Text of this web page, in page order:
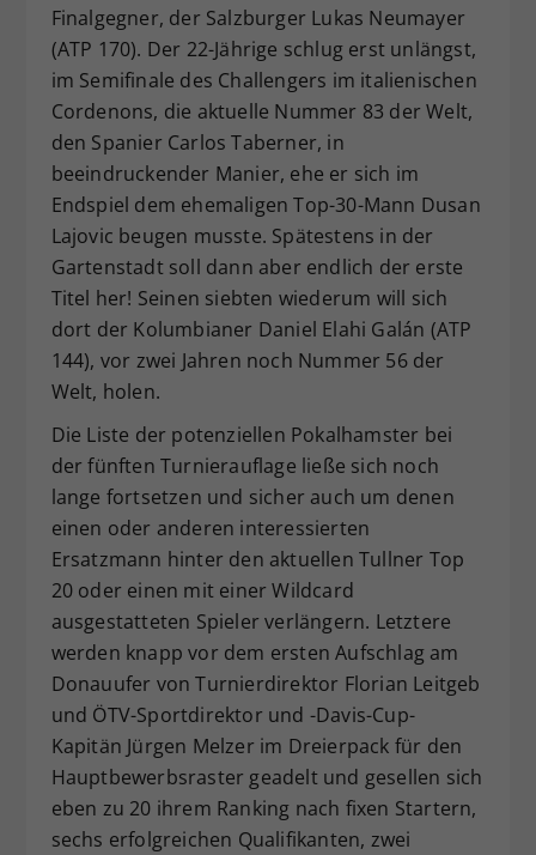
Finalgegner, der Salzburger Lukas Neumayer
(ATP 170). Der 22-Jährige schlug erst unlängst,
im Semifinale des Challengers im italienischen
Cordenons, die aktuelle Nummer 83 der Welt,
den Spanier Carlos Taberner, in
beeindruckender Manier, ehe er sich im
Endspiel dem ehemaligen Top-30-Mann Dusan
Lajovic beugen musste. Spätestens in der
Gartenstadt soll dann aber endlich der erste
Titel her! Seinen siebten wiederum will sich
dort der Kolumbianer Daniel Elahi Galán (ATP
144), vor zwei Jahren noch Nummer 56 der
Welt, holen.
Die Liste der potenziellen Pokalhamster bei
der fünften Turnierauflage ließe sich noch
lange fortsetzen und sicher auch um denen
einen oder anderen interessierten
Ersatzmann hinter den aktuellen Tullner Top
20 oder einen mit einer Wildcard
ausgestatteten Spieler verlängern. Letztere
werden knapp vor dem ersten Aufschlag am
Donauufer von Turnierdirektor Florian Leitgeb
und ÖTV-Sportdirektor und -Davis-Cup-
Kapitän Jürgen Melzer im Dreierpack für den
Hauptbewerbsraster geadelt und gesellen sich
eben zu 20 ihrem Ranking nach fixen Startern,
sechs erfolgreichen Qualifikanten, zwei